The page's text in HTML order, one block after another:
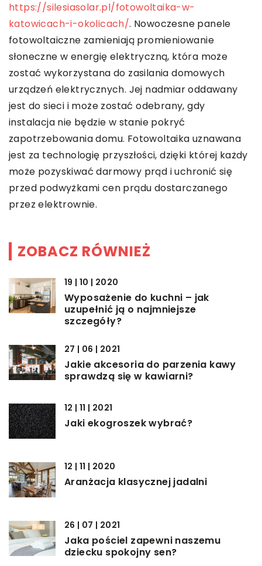
https://silesiasolar.pl/fotowoltaika-w-
katowicach-i-okolicach/. Nowoczesne panele
fotowoltaiczne zamieniają promieniowanie
słoneczne w energię elektryczną, która może
zostać wykorzystana do zasilania domowych
urządzeń elektrycznych. Jej nadmiar oddawany
jest do sieci i może zostać odebrany, gdy
instalacja nie będzie w stanie pokryć
zapotrzebowania domu. Fotowoltaika uznawana
jest za technologię przyszłości, dzięki której każdy
może pozyskiwać darmowy prąd i uchronić się
przed podwyżkami cen prądu dostarczanego
przez elektrownie.
ZOBACZ RÓWNIEŻ
19 | 10 | 2020
Wyposażenie do kuchni – jak
uzupełnić ją o najmniejsze
szczegóły?
27 | 06 | 2021
Jakie akcesoria do parzenia kawy
sprawdzą się w kawiarni?
12 | 11 | 2021
Jaki ekogroszek wybrać?
12 | 11 | 2020
Aranżacja klasycznej jadalni
26 | 07 | 2021
Jaka pościel zapewni naszemu
dziecku spokojny sen?